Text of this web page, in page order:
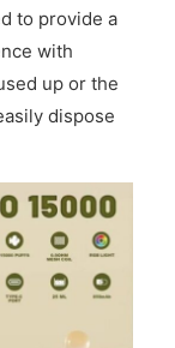
to provide a
with
up or the
dispose